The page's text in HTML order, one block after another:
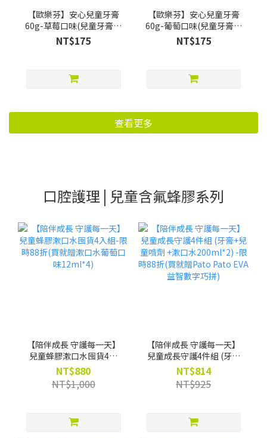
【歐樂芬】安心兒童牙膏
60g-草莓口味(兒童牙膏推
薦)
NT$175
【歐樂芬】安心兒童牙膏
60g-葡萄口味(兒童牙膏推
薦)
NT$175
查看更多
口腔護理 | 兒童含氟蜂膠系列
【陪伴成長 守護每一天】
兒童蜂膠漱口水囤貨4入
組-限時88折(買就贈漱口
水葡萄口味12ml*4)
NT$880
NT$1,000
【陪伴成長 守護每一天】
兒童成長守護4件組 (牙膏
+兒童噴劑 +漱口水
200ml*2) -限時88折(買就
贈Pato Pato EVA益智數字
NT$814
NT$925